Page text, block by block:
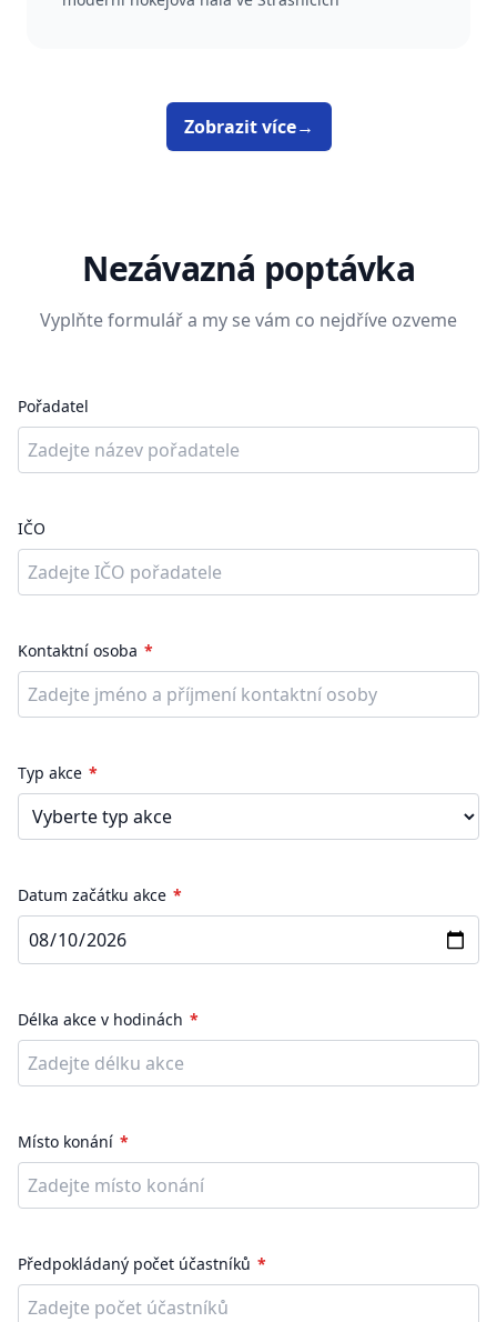
Zobrazit více→
Nezávazná poptávka
Vyplňte formulář a my se vám co nejdříve ozveme
Pořadatel
IČO
Kontaktní osoba
Typ akce
Datum začátku akce
Délka akce v hodinách
Místo konání
Předpokládaný počet účastníků